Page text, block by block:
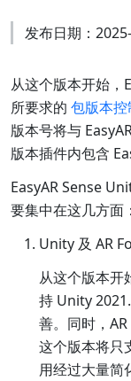
发布日期：
从这个版本开始
所要求的 包版本
版本号将与
版本插件内包含
EasyAR Sense
要集中在这几方面：
Unity 及 AR
从这个版本开
持 Unity
善。同时，
这个版本将只
用经过大量简